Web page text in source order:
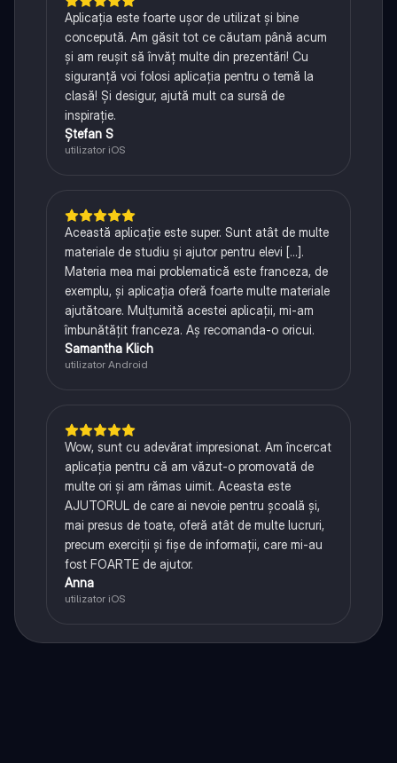
Aplicația este foarte ușor de utilizat și bine
concepută. Am găsit tot ce căutam până acum
și am reușit să învăț multe din prezentări! Cu
siguranță voi folosi aplicația pentru o temă la
clasă! Și desigur, ajută mult ca sursă de
inspirație.
Ștefan S
utilizator iOS
Această aplicație este super. Sunt atât de multe
materiale de studiu și ajutor pentru elevi [...].
Materia mea mai problematică este franceza, de
exemplu, și aplicația oferă foarte multe materiale
ajutătoare. Mulțumită acestei aplicații, mi-am
îmbunătățit franceza. Aș recomanda-o oricui.
Samantha Klich
utilizator Android
Wow, sunt cu adevărat impresionat. Am încercat
aplicația pentru că am văzut-o promovată de
multe ori și am rămas uimit. Aceasta este
AJUTORUL de care ai nevoie pentru școală și,
mai presus de toate, oferă atât de multe lucruri,
precum exerciții și fișe de informații, care mi-au
fost FOARTE de ajutor.
Anna
utilizator iOS